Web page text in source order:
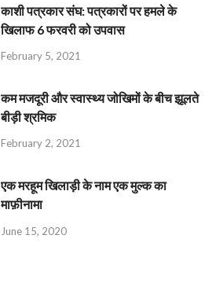
काशी पत्रकार संघ: पत्रकारों पर हमले के
खिलाफ 6 फरवरी को उपवास
February 5, 2021
कम मजदूरी और स्वास्थ्य जोखिमों के बीच झूलते
बीड़ी श्रमिक
February 2, 2021
एक मरहूम खिलाड़ी के नाम एक मुल्क का
माफ़ीनामा
June 15, 2020